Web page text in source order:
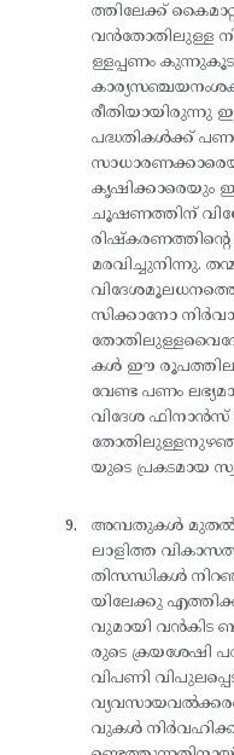
ത്തിലേക്ക്
വൻതോതിലുള്ള
ള്ളപ്പണം
രീതിയായിരുന്നു
പദ്ധതികൾക്ക് പണം
കൃഷിക്കാരെയും
ചൂഷണത്തിന്
മരവിച്ചുനിന്നു.
സിക്കാനോ
കൾ ഈ
വേണ്ട പണം
വിദേശ ഫിനാൻസ്
യുടെ പ്രകടമായ
അമ്പതുകൾ മുതൽ
ലാളിത്ത
തിസന്ധികൾ
യിലേക്കു
വുമായി വൻകിട
രുടെ ക്രയശേഷി
വിപണി
വുകൾ